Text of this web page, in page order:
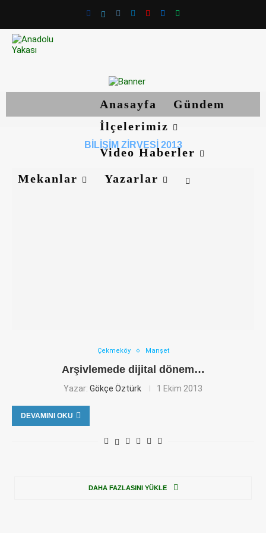
Anasayfa
Gündem
İlçelerimiz
Video Haberler
Mekanlar
Yazarlar
BILIŞIM ZIRVESI 2013
Çekmeköy Manşet
Arşivlemede dijital dönem…
Yazar: Gökçe Öztürk 1 Ekim 2013
DEVAMINI OKU
DAHA FAZLASINI YÜKLE